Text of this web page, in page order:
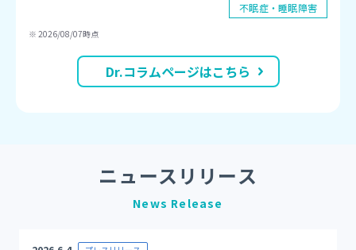
不眠症・睡眠障害
※ 2026/08/07時点
Dr.コラムページはこちら
ニュースリリース
News Release